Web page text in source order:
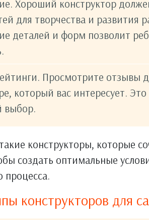
Хороший конструктор
для творчества и развития
деталей и форм позволит
Просмотрите отзывы
который вас интересует.
выбор.
конструкторы, которые
создать оптимальные
процесса.
конструкторов для